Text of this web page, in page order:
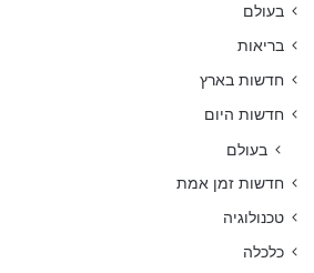
בעולם
בריאות
חדשות בארץ
חדשות היום
בעולם
חדשות זמן אמת
טכנולוגיה
כלכלה